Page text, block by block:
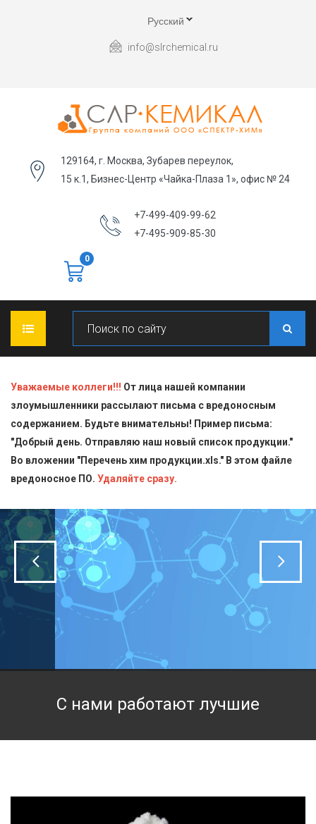
Русский
info@slrchemical.ru
129164, г. Москва, Зубарев переулок,
15 к.1, Бизнес-Центр «Чайка-Плаза 1», офис № 24
+7-499-409-99-62
+7-495-909-85-30
0
О КОМПАНИИ
ПРОДУКЦИЯ
Блескообразующие добавки
Индикаторы
Кислоты
Пищевая химия для производств
Стандарт-титры
Техническая химия
СТАТЬИ
ДОСТАВКА
СЕРТИФИКАТЫ
КОНТАКТЫ
Уважаемые коллеги!!! От лица нашей компании
злоумышленники рассылают письма с вредоносным
содержанием. Будьте внимательны! Пример письма:
"Добрый день. Отправляю наш новый список продукции."
Во вложении "Перечень хим продукции.xls." В этом файле
вредоносное ПО. Удаляйте сразу.
С нами работают лучшие